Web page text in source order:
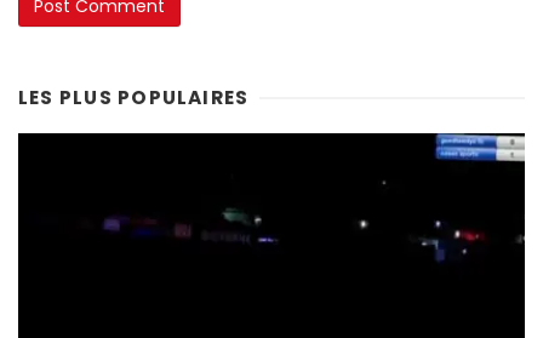
LES PLUS POPULAIRES